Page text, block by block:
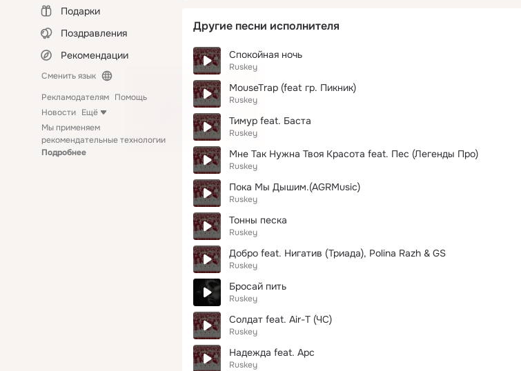
Подарки
Поздравления
Рекомендации
Сменить язык
Рекламодателям Помощь
Новости Ещё
Мы применяем
рекомендательные технологии
Подробнее
Другие песни исполнителя
Спокойная ночь
Ruskey
MouseTrap (feat гр. Пикник)
Ruskey
Тимур feat. Баста
Ruskey
Мне Так Нужна Твоя Красота feat. Пес (Легенды Про)
Ruskey
Пока Мы Дышим.(AGRMusic)
Ruskey
Тонны песка
Ruskey
Добро feat. Нигатив (Триада), Polina Razh & GS
Ruskey
Бросай пить
Ruskey
Солдат feat. Air-T (ЧС)
Ruskey
Надежда feat. Арс
Ruskey